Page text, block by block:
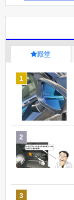
殿堂